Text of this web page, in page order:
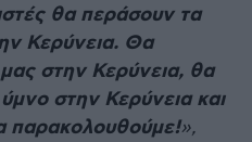
θα περάσουν τα
Κερύνεια. Θα
στην Κερύνεια, θα
στην Κερύνεια και
παρακολουθούμε!»,